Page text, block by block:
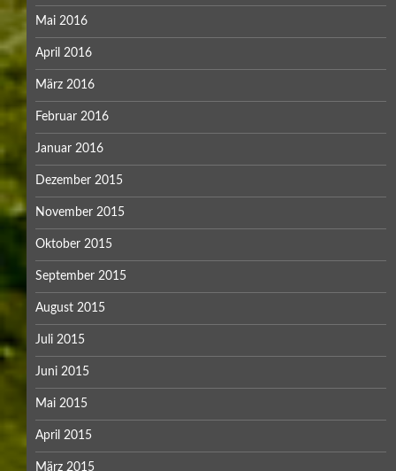
Mai 2016
April 2016
März 2016
Februar 2016
Januar 2016
Dezember 2015
November 2015
Oktober 2015
September 2015
August 2015
Juli 2015
Juni 2015
Mai 2015
April 2015
März 2015